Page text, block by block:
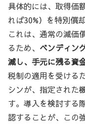
具体的には、取得価
れば30%）を特別償
これは、通常の減価
るため、 ベンディン
減し、手元に残る資
税制の適用を受ける
シンが、指定された
す。導入を検討する
認することが、この